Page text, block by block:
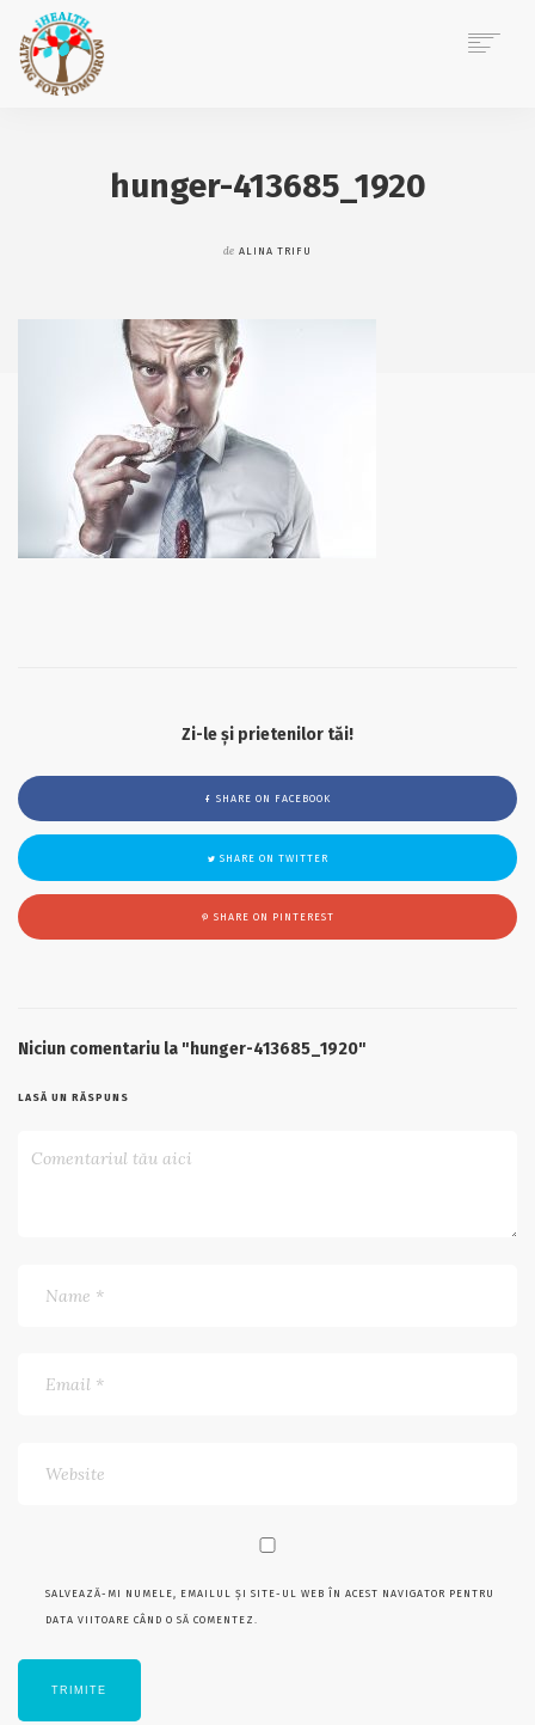
CONSILIERE NUTRIȚIEhunger-413685_1920
de ALINA TRIFU
Zi-le și prietenilor tăi!
SHARE ON FACEBOOK
SHARE ON TWITTER
SHARE ON PINTEREST
Niciun comentariu la "hunger-413685_1920"
LASĂ UN RĂSPUNS
SALVEAZĂ-MI NUMELE, EMAILUL ȘI SITE-UL WEB ÎN ACEST NAVIGATOR PENTRU
DATA VIITOARE CÂND O SĂ COMENTEZ.